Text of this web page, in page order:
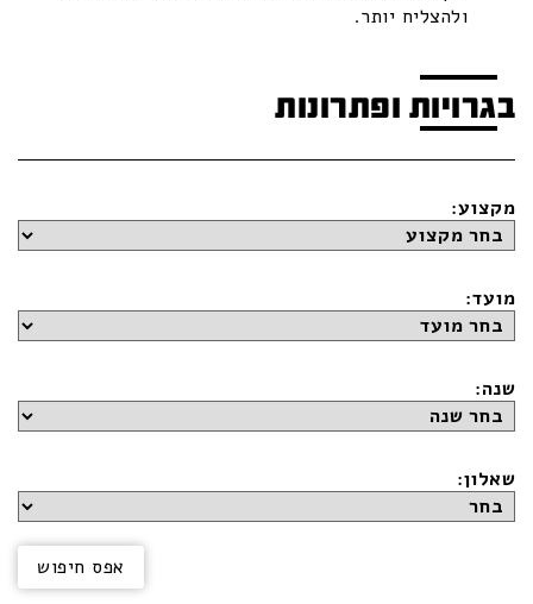
ולהצליח יותר.
בגרויות ופתרונות
מקצוע:
מועד:
שנה:
שאלון: